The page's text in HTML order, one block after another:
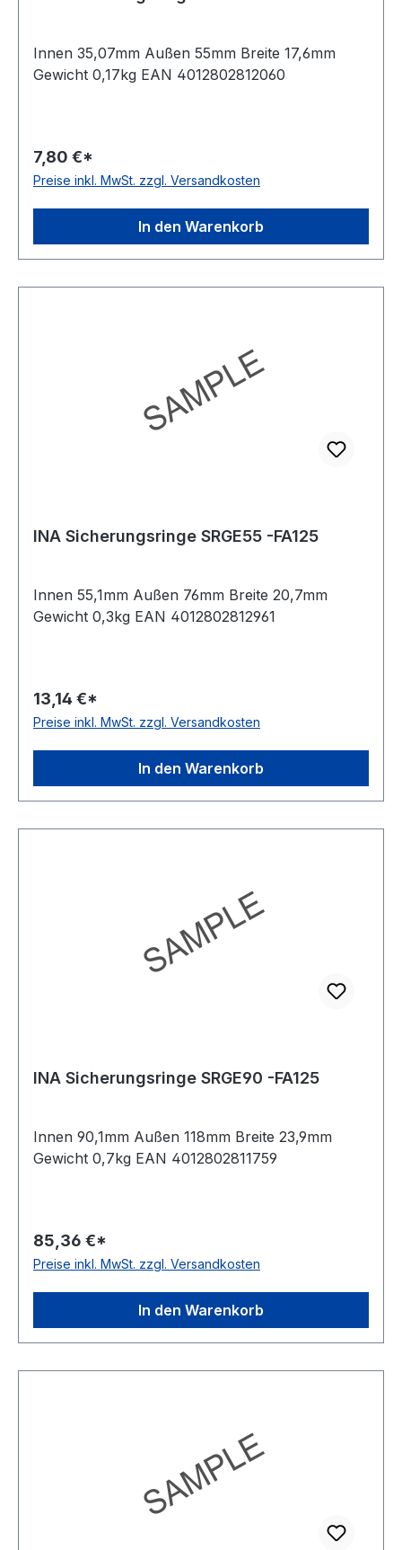
Innen 35,07mm Außen 55mm Breite 17,6mm
Gewicht 0,17kg EAN 4012802812060
7,80 €*
Preise inkl. MwSt. zzgl. Versandkosten
In den Warenkorb
INA Sicherungsringe SRGE55 -FA125
Innen 55,1mm Außen 76mm Breite 20,7mm
Gewicht 0,3kg EAN 4012802812961
13,14 €*
Preise inkl. MwSt. zzgl. Versandkosten
In den Warenkorb
INA Sicherungsringe SRGE90 -FA125
Innen 90,1mm Außen 118mm Breite 23,9mm
Gewicht 0,7kg EAN 4012802811759
85,36 €*
Preise inkl. MwSt. zzgl. Versandkosten
In den Warenkorb